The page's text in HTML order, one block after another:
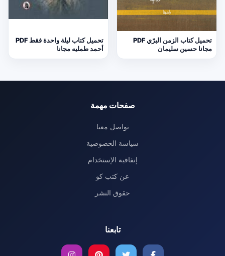
تحميل كتاب الزمن البرّي PDF
مجانا حسين سليمان
تحميل كتاب ليلة واحدة فقط PDF
أحمد طمليه مجانا
صفحات مهمة
تواصل معنا
سياسة الخصوصية
إتفاقية الإستخدام
عن كتب كو
حقوق النشر
تابعنا